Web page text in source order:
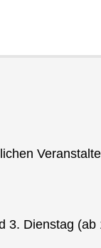
3. Dienstag